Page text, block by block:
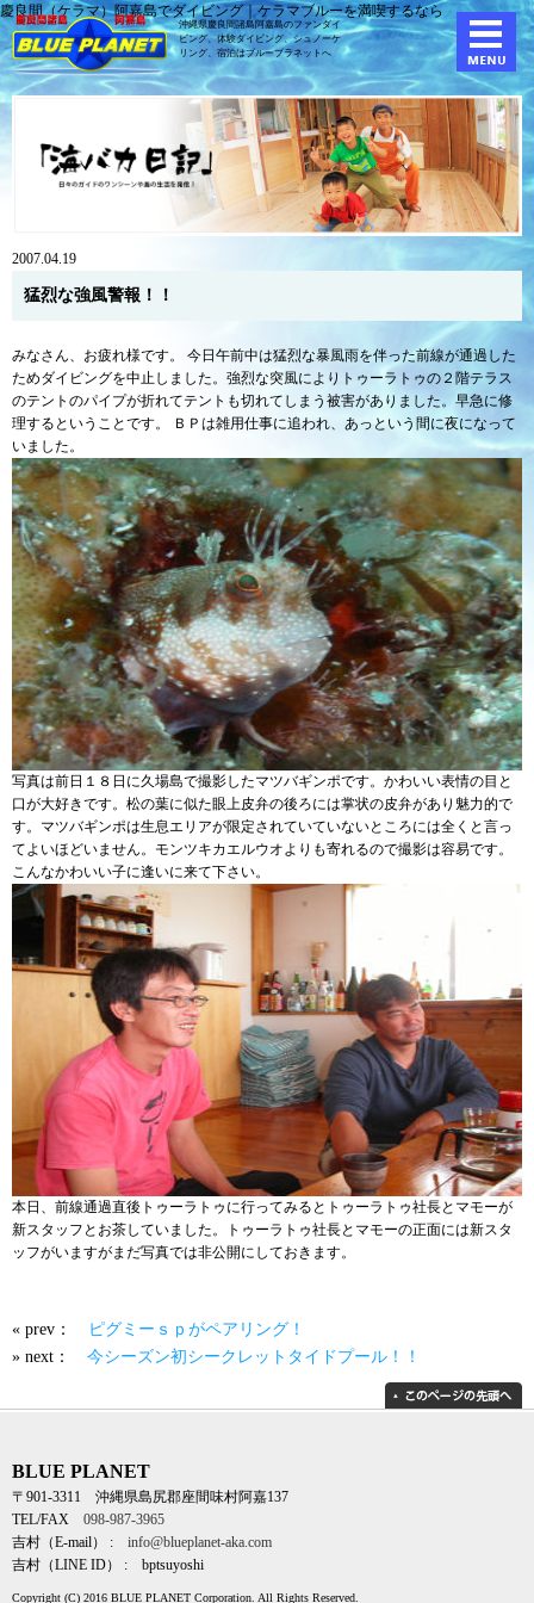
慶良間（ケラマ）阿嘉島でダイビング｜ケラマブルーを満喫するなら
沖縄県慶良間諸島阿嘉島のファンダイ
ビング、体験ダイビング、シュノーケ
リング、宿泊はブループラネットへ
2007.04.19
猛烈な強風警報！！
みなさん、お疲れ様です。 今日午前中は猛烈な暴風雨を伴った前線が通過した
ためダイビングを中止しました。強烈な突風によりトゥーラトゥの２階テラス
のテントのパイプが折れてテントも切れてしまう被害がありました。早急に修
理するということです。 ＢＰは雑用仕事に追われ、あっという間に夜になって
いました。
写真は前日１８日に久場島で撮影したマツバギンポです。かわいい表情の目と
口が大好きです。松の葉に似た眼上皮弁の後ろには掌状の皮弁があり魅力的で
す。マツバギンポは生息エリアが限定されていていないところには全くと言っ
てよいほどいません。モンツキカエルウオよりも寄れるので撮影は容易です。
こんなかわいい子に逢いに来て下さい。
本日、前線通過直後トゥーラトゥに行ってみるとトゥーラトゥ社長とマモーが
新スタッフとお茶していました。トゥーラトゥ社長とマモーの正面には新スタ
ッフがいますがまだ写真では非公開にしておきます。
« prev：
ピグミーｓｐがペアリング！
» next： 今シーズン初シークレットタイドプール！！
BLUE PLANET
〒901-3311 沖縄県島尻郡座間味村阿嘉137
TEL/FAX 098-987-3965
吉村（E-mail） : info@blueplanet-aka.com
吉村（LINE ID） : bptsuyoshi
Copyright (C) 2016 BLUE PLANET Corporation. All Rights Reserved.